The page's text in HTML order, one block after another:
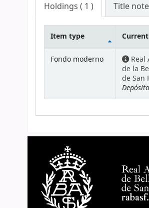
Holdings ( 1 ) Title
Holdings
Item type
Fondo moderno
Real
de la
de San